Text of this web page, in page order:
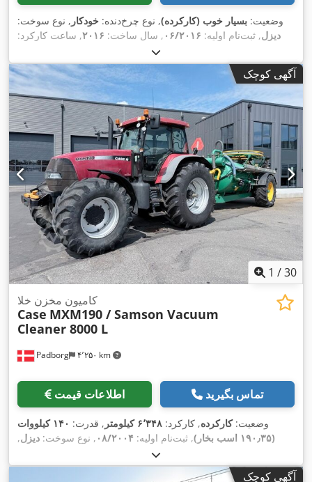
وضعیت: بسیار خوب (کارکرده), نوع چرخ‌دنده: خودکار , نوع سوخت:
دیزل, ثبت‌نام اولیه: ۰۶/۲۰۱۶ , سال ساخت: ۲۰۱۶, ساعت کارکرد:
آگهی کوچک
1 /30
Padborg ۴٬۲۵۰ km
کامیون مخزن خلا
Case MXM190 / Samson Vacuum
Cleaner 8000 L
اطلاعات قیمت تماس بگیرید
وضعیت:کارکرده, کارکرد: ۶٬۳۴۸ کیلومتر , قدرت:
۱۴۰ کیلووات
(۱۹۰٫۳۵ اسب بخار)
, ثبت‌نام اولیه: ۰۸/۲۰۰۴ , نوع سوخت: دیزل,
آگهی کوچک